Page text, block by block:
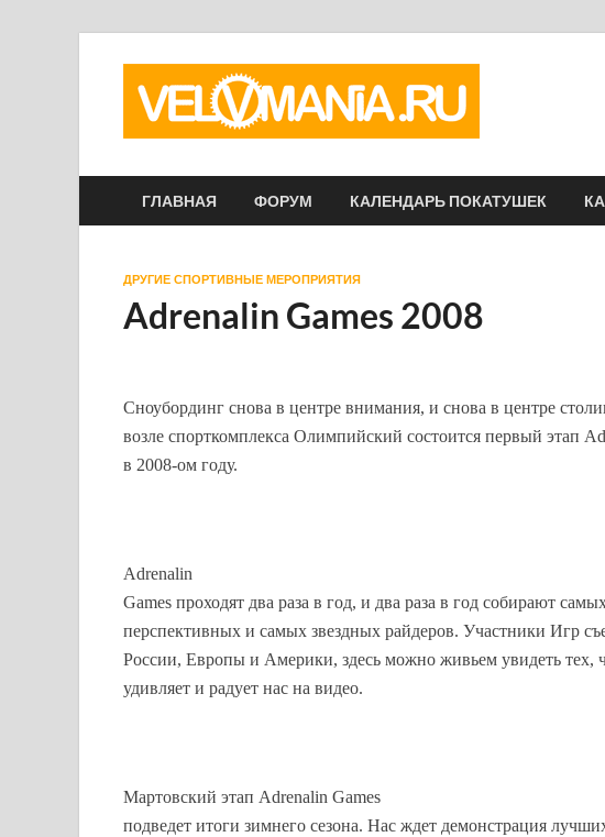
ГЛАВНАЯ ФОРУМ КАЛЕНДАРЬ ПОКАТУШЕК
ДРУГИЕ СПОРТИВНЫЕ МЕРОПРИЯТИЯ
Adrenalin Games 2008
Сноубординг снова в центре внимания, и снова в центре
возле спорткомплекса Олимпийский состоится первый этап
в 2008-ом году.
Adrenalin
Games проходят два раза в год, и два раза в год собирают
перспективных и самых звездных райдеров. Участники Игр
России, Европы и Америки, здесь можно живьем увидеть тех,
удивляет и радует нас на видео.
Мартовский этап Adrenalin Games
подведет итоги зимнего сезона. Нас ждет демонстрация